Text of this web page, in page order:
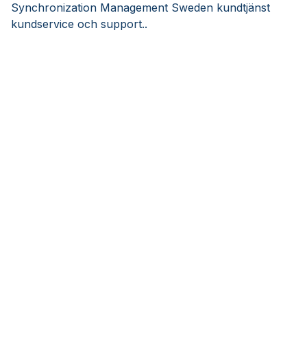
Synchronization Management Sweden kundtjänst
kundservice och support..